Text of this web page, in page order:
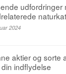
udfordringer
2024
aktier og sorte
indflydelse